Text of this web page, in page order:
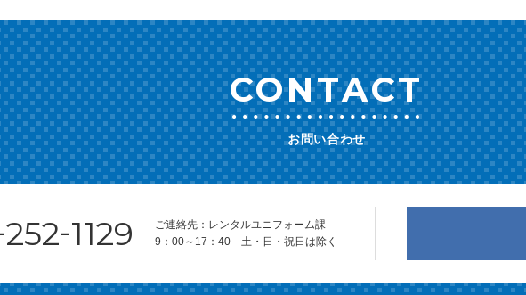
CONTACT
お問い合わせ
252-1129
ご連絡先：レンタルユニフォーム課
9：00～17：40 土・日・祝日は除く